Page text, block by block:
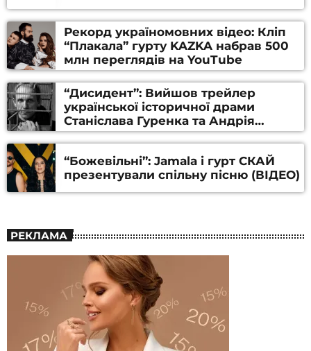
Рекорд україномовних відео: Кліп
“Плакала” гурту KAZKA набрав 500
млн переглядів на YouTube
“Дисидент”: Вийшов трейлер
української історичної драми
Станіслава Гуренка та Андрія
Алфьорова (ВІДЕО)
“Божевільні”: Jamala і гурт СКАЙ
презентували спільну пісню (ВІДЕО)
РЕКЛАМА